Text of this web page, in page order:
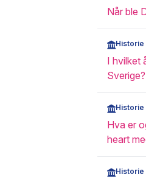
Når ble
Historie
I hvilket
Sverige?
Historie
Hva er
heart
Historie